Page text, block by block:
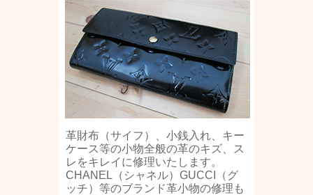
革財布（サイフ）、小銭入れ、キー
ケース等の小物全般の革のキズ、ス
レをキレイに修理いたします。
CHANEL（シャネル）GUCCI（グ
ッチ）等のブランド革小物の修理も